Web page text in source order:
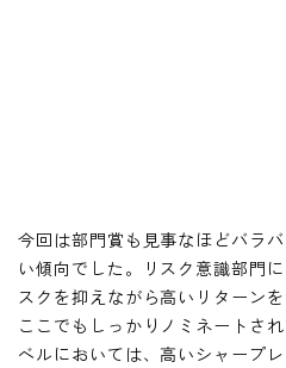
今回は部門賞も見事なほどバラ
い傾向でした。リスク意識部門
スクを抑えながら高いリターン
ここでもしっかりノミネートさ
ベルにおいては、高いシャープ